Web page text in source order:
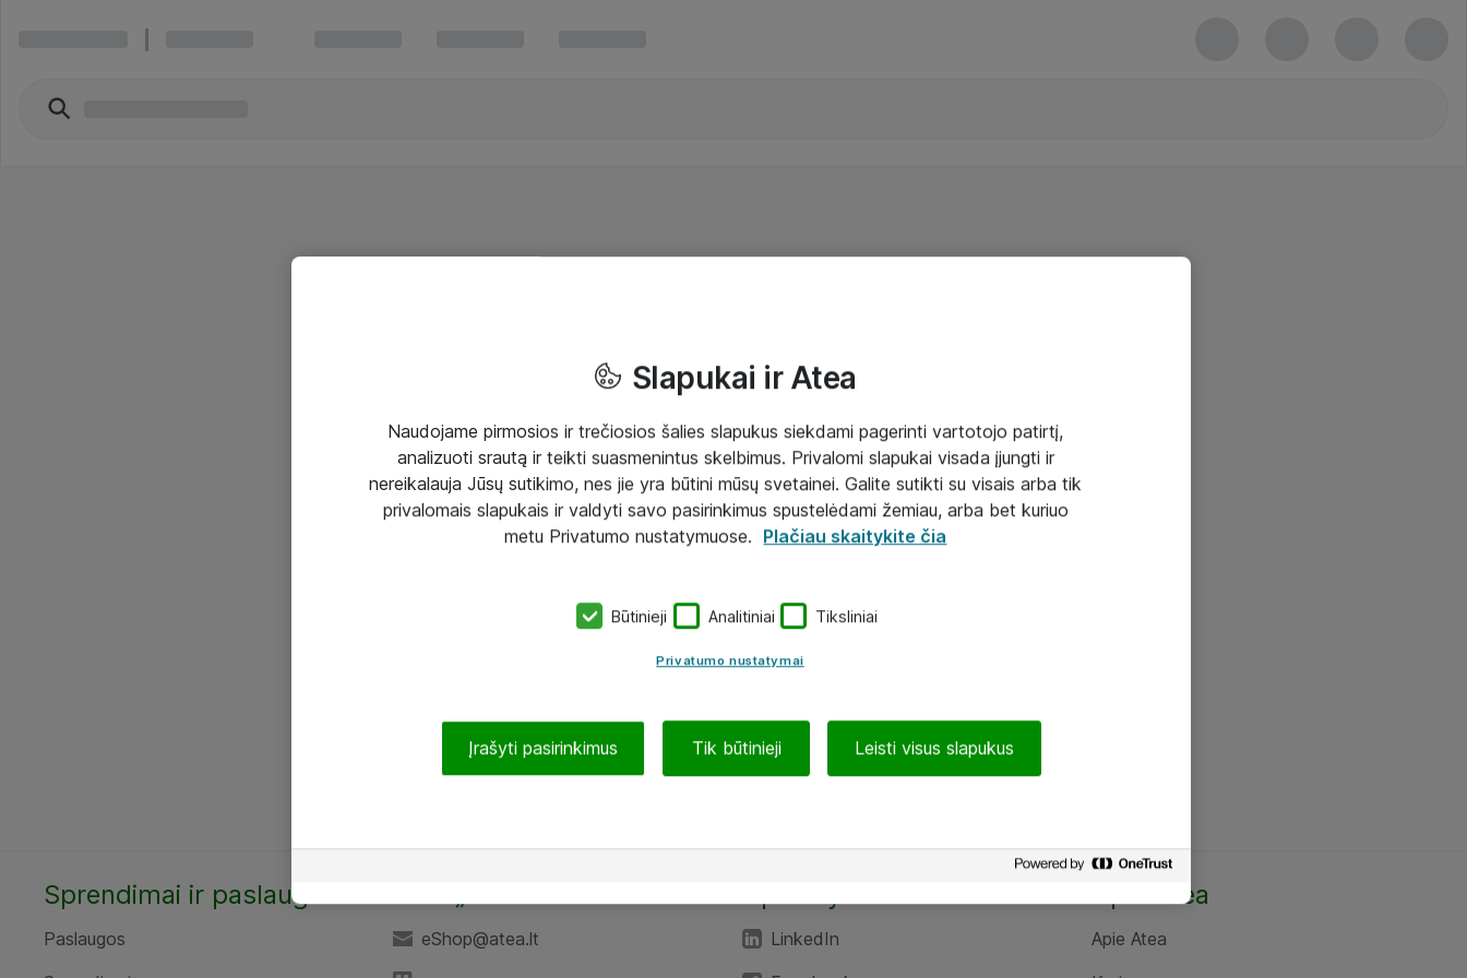
Sprendimai ir paslaugos
Paslaugos
eShop@atea.lt
LinkedIn
Apie Atea
Apie Atea
Slapukai ir Atea
Naudojame pirmosios ir trečiosios šalies slapukus siekdami pagerinti vartotojo patirtį,
analizuoti srautą ir teikti suasmenintus skelbimus. Privalomi slapukai visada įjungti ir
nereikalauja Jūsų sutikimo, nes jie yra būtini mūsų svetainei. Galite sutikti su visais arba tik
privalomais slapukais ir valdyti savo pasirinkimus spustelėdami žemiau, arba bet kuriuo
metu Privatumo nustatymuose. Plačiau skaitykite čia
Būtinieji Analitiniai Tiksliniai
Privatumo nustatymai
Įrašyti pasirinkimus Tik būtinieji Leisti visus slapukus